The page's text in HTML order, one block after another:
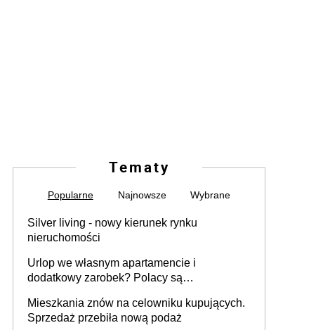
Tematy
Popularne Najnowsze Wybrane
Silver living - nowy kierunek rynku
nieruchomości
Urlop we własnym apartamencie i
dodatkowy zarobek? Polacy są
Mieszkania znów na celowniku kupujących.
Sprzedaż przebiła nową podaż